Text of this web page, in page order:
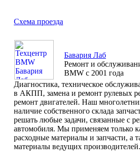
Схема проезда
Бавария Лаб
Ремонт и
BMW с 2001 года
Диагностика, техническое
в АКПП, замена и ремонт рулевых
ремонт двигателей. Наш
наличие собственного склада
решать любые задачи, связанные с
автомобиля. Мы применяем только
расходные материалы и запчасти, а
материалы ведущих производителей.